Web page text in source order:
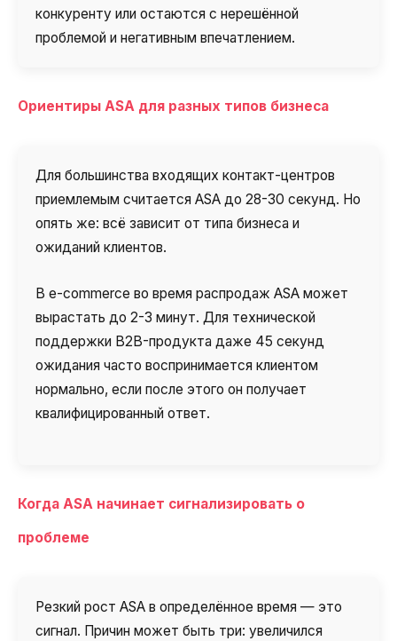
конкуренту или остаются с нерешённой
проблемой и негативным впечатлением.
Ориентиры ASA для разных типов бизнеса
Для большинства входящих контакт-центров
приемлемым считается ASA до 28-30 секунд. Но
опять же: всё зависит от типа бизнеса и
ожиданий клиентов.
В e-commerce во время распродаж ASA может
вырастать до 2-3 минут. Для технической
поддержки B2B-продукта даже 45 секунд
ожидания часто воспринимается клиентом
нормально, если после этого он получает
квалифицированный ответ.
Когда ASA начинает сигнализировать о
проблеме
Резкий рост ASA в определённое время — это
сигнал. Причин может быть три: увеличился